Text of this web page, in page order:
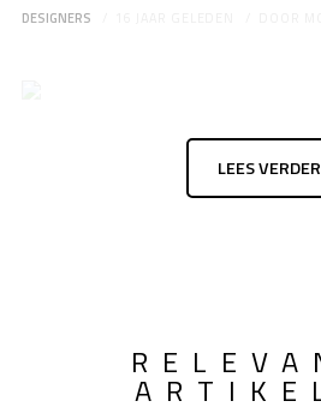
DESIGNERS
LEES VERDER